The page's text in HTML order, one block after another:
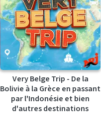
Very Belge Trip - De la
Bolivie à la Grèce en passant
par l'Indonésie et bien
d'autres destinations